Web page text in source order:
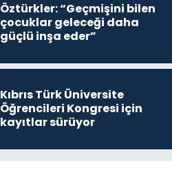
Öztürkler: “Geçmişini bilen
çocuklar geleceği daha
güçlü inşa eder”
Kıbrıs Türk Üniversite
Öğrencileri Kongresi için
kayıtlar sürüyor